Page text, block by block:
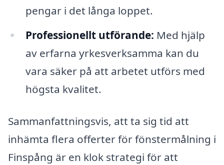
pengar i det långa loppet.
Professionellt utförande: Med hjälp
av erfarna yrkesverksamma kan du
vara säker på att arbetet utförs med
högsta kvalitet.
Sammanfattningsvis, att ta sig tid att
inhämta flera offerter för fönstermålning i
Finspång är en klok strategi för att